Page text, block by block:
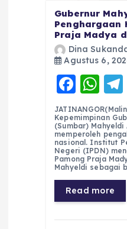
Gubernur
Penghargaan
Praja Madya
Dina
Agustus 6,
F
a
c
e
b
o
o
k
W
h
a
ts
A
p
p
a
Kepemimpinan
(Sumbar)
memperoleh
nasional. Institut
Negeri (IPDN)
Pamong Praja
Mahyeldi sebagai
Read more